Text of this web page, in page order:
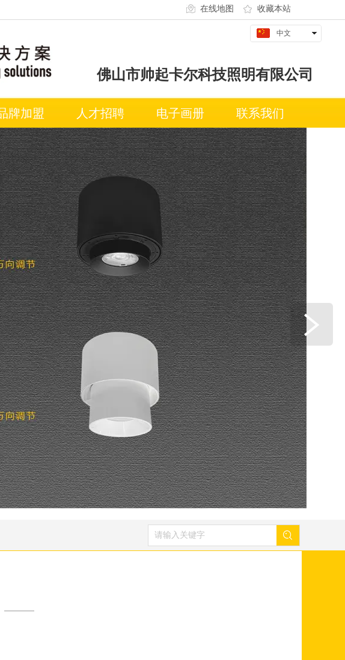
在线地图 收藏本站
中文
佛山市帅起卡尔科技照明有限公司
牌加盟 人才招聘 电子画册 联系我们